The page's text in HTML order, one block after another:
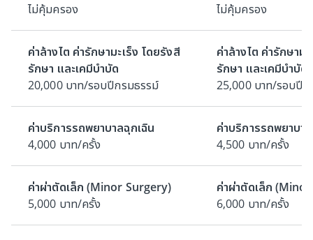
ไม่คุ้มครอง
ค่าล้างไต ค่ารักษามะเร็ง โดยรังสี
รักษา และเคมีบำบัด
20,000 บาท/รอบปีกรมธรรม์
ค่าบริการรถพยาบาลฉุกเฉิน
4,000 บาท/ครั้ง
ค่าผ่าตัดเล็ก (Minor Surgery)
5,000 บาท/ครั้ง
ไม่คุ้มครอง
ค่าล้างไต ค่ารักษาม
รักษา และเคมีบำบัด
25,000 บาท/รอบปีก
ค่าบริการรถพยาบา
4,500 บาท/ครั้ง
ค่าผ่าตัดเล็ก
6,000 บาท/ครั้ง